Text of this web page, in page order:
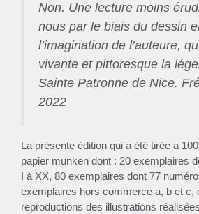
Non. Une lecture moins
nous par le biais du dessin
l’imagination de l’auteure,
vivante et pittoresque la
Sainte Patronne de Nice.
2022
La présente édition qui a été tirée a
papier munken dont : 20 exemplaires
I à XX, 80 exemplaires dont 77
exemplaires hors commerce a, b et c,
reproductions des illustrations